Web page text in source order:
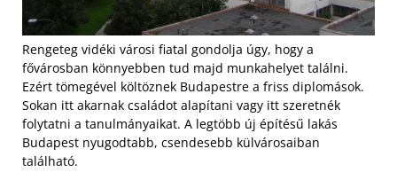
Rengeteg vidéki városi fiatal gondolja úgy, hogy a
fővárosban könnyebben tud majd munkahelyet találni.
Ezért tömegével költöznek Budapestre a friss diplomások.
Sokan itt akarnak családot alapítani vagy itt szeretnék
folytatni a tanulmányaikat. A legtöbb új építésű lakás
Budapest nyugodtabb, csendesebb külvárosaiban
található.